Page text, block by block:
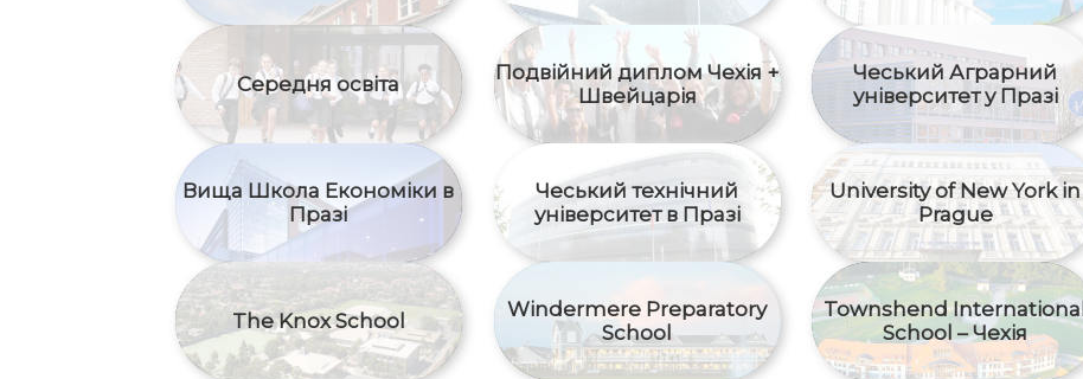
Середня освіта
Подвійний диплом Чехія +
Швейцарія
Чеський Аграрний
університет у Празі
Вища Школа Економіки в
Празі
Чеський технічний
університет в Празі
University of New York in
Prague
The Knox School
Windermere Preparatory
School
Townshend International
School – Чехія